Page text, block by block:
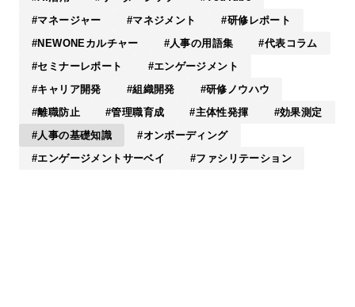
マネージャー
マネジメント
研修レポート
NEWONEカルチャー
人事の用語集
代表コラム
セミナーレポート
エンゲージメント
キャリア開発
組織開発
研修ノウハウ
離職防止
管理職育成 主体性発揮
効果測定
人事の基礎知識
オンボーディング
エンゲージメントサーベイ
ファシリテーション